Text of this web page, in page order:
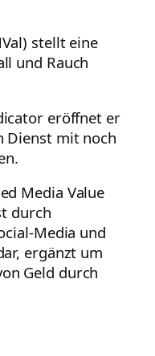
stellt eine
und Rauch
eröffnet er
Dienst mit noch
Media Value
durch
Media und
ergänzt um
Geld durch